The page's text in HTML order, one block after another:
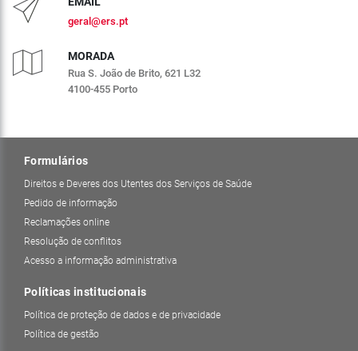
geral@ers.pt
MORADA
Rua S. João de Brito, 621 L32
4100-455 Porto
Formulários
Direitos e Deveres dos Utentes dos Serviços de Saúde
Pedido de informação
Reclamações online
Resolução de conflitos
Acesso a informação administrativa
Políticas institucionais
Política de proteção de dados e de privacidade
Política de gestão